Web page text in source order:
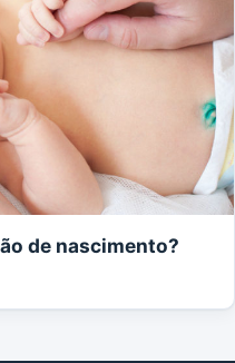
de nascimento?